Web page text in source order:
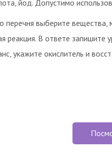
йод. Допустимо
перечня выберите
реакция. В ответе
укажите окислитель и